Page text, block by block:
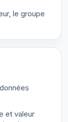
le groupe
et valeur